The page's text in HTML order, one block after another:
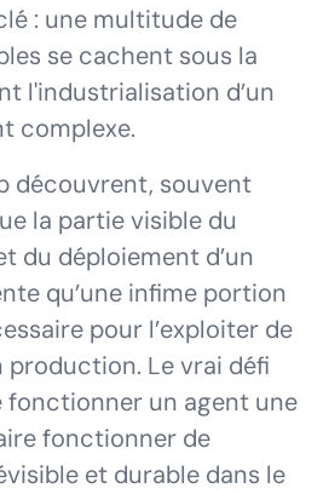
: une multitude de
se cachent sous la
l'industrialisation d’un
complexe.
découvrent, souvent
la partie visible du
du déploiement d’un
qu’une infime portion
pour l’exploiter de
production. Le vrai défi
fonctionner un agent une
fonctionner de
et durable dans le